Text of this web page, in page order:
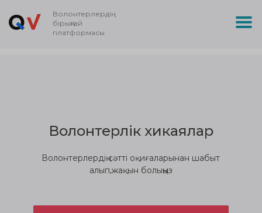
Волонтерлердің
бірыңғай
платформасы
Волонтерлік хикаялар
Волонтерлердің сәтті оқиғаларынан шабыт
алып,жақын болыңыз